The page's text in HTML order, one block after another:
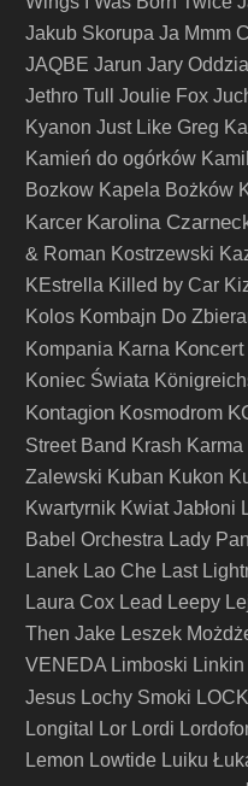
Jakub Skorupa Ja Mmm
JAQBE Jarun Jary
Jethro Tull
Joulie Fox
Kyanon Just Like Greg
Kamień do ogórków
Bozkow Kapela Bożków
Karcer Karolina
& Roman Kostrzewski
KEstrella Killed by Car
Kolos Kombajn Do
Kompania Karna
Koniec Świata
Kontagion Kosmodrom
Street Band Krash Karma
Zalewski Kuban Kukon
Kwartyrnik Kwiat Jabłoni
Babel Orchestra Lady
Lanek Lao Che Last
Laura Cox Lead Leepy
Then Jake Leszek
VENEDA Limboski
Jesus Lochy Smoki
Longital Lor Lordi
Lemon Lowtide Luiku